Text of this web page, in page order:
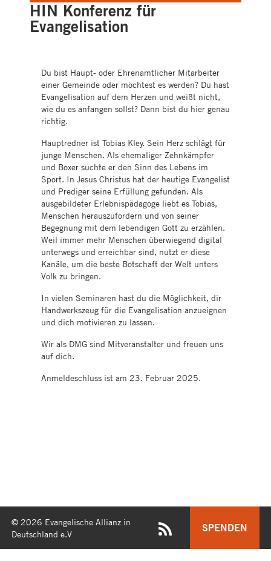
HIN Konferenz für
Evangelisation
Du bist Haupt- oder Ehrenamtlicher Mitarbeiter
einer Gemeinde oder möchtest es werden? Du hast
Evangelisation auf dem Herzen und weißt nicht,
wie du es anfangen sollst? Dann bist du hier genau
richtig.
Hauptredner ist Tobias Kley. Sein Herz schlägt für
junge Menschen. Als ehemaliger Zehnkämpfer
und Boxer suchte er den Sinn des Lebens im
Sport. In Jesus Christus hat der heutige Evangelist
und Prediger seine Erfüllung gefunden. Als
ausgebildeter Erlebnispädagoge liebt es Tobias,
Menschen herauszufordern und von seiner
Begegnung mit dem lebendigen Gott zu erzählen.
Weil immer mehr Menschen überwiegend digital
unterwegs und erreichbar sind, nutzt er diese
Kanäle, um die beste Botschaft der Welt unters
Volk zu bringen.
In vielen Seminaren hast du die Möglichkeit, dir
Handwerkszeug für die Evangelisation anzueignen
und dich motivieren zu lassen.
Wir als DMG sind Mitveranstalter und freuen uns
auf dich.
Anmeldeschluss ist am 23. Februar 2025.
© 2026 Evangelische Allianz in
Deutschland e.V
SPENDEN